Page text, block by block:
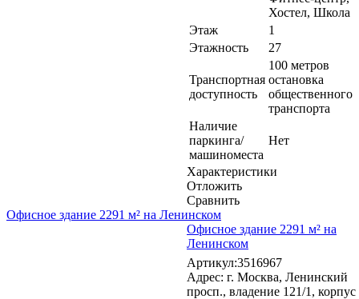
Хостел, Школа
Этаж
1
Этажность
27
Транспортная
доступность
100 метров
остановка
общественного
транспорта
Наличие
паркинга/
машиноместа
Нет
Характеристики
Отложить
Сравнить
Офисное здание 2291 м² на Ленинском
Офисное здание 2291 м² на
Ленинском
Артикул:3516967
Адрес: г. Москва, Ленинский
просп., владение 121/1, корпус